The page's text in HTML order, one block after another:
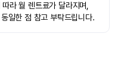
라 월 렌트료가 달라지며,
일한 점 참고 부탁드립니다.